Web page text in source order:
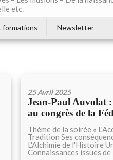
etc.
formations Newsletter
25 Avril 2025
Jean-Paul Auvolat
au congrès de la
Thème de la soirée «
Tradition Ses
L'Alchimie de l'Histoire
Connaissances issues